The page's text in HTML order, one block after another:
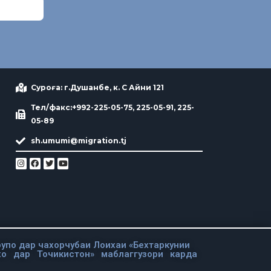
Суроға: г.Душанбе, к. С Айни 121
Тел/факс:+992-225-05-75, 225-05-91, 225-
05-89
sh.umumi@migration.tj
дар чахорчубаи Лоихаи «Бехтаркунии
дар Точикистон» маблаггузори карда